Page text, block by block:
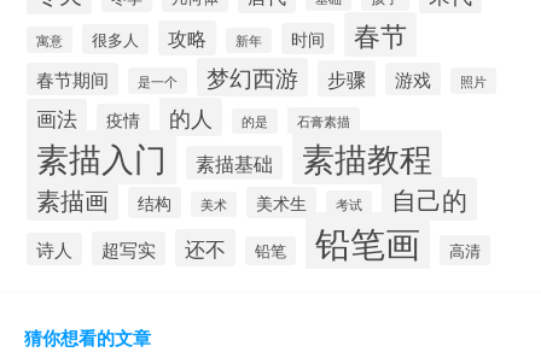
寓意 很多人 攻略 新年 时间 春节
春节期间 是一个 梦幻西游 步骤 游戏 照片
画法 疫情 的人 的是 石膏素描
素描入门 素描基础 素描教程
素描画 结构 美术 美术生 考试 自己的
诗人 超写实 还不 铅笔 铅笔画 高清
猜你想看的文章